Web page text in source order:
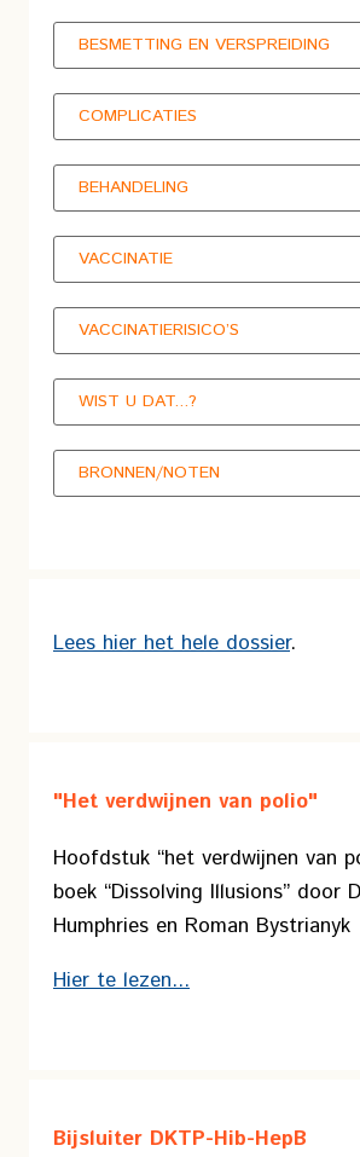
BESMETTING EN VERSPREIDING
COMPLICATIES
BEHANDELING
VACCINATIE
VACCINATIERISICO’S
WIST U DAT...?
BRONNEN/NOTEN
Lees hier het hele dossier.
"Het verdwijnen van polio"
Hoofdstuk “het verdwijnen van
boek “Dissolving Illusions” door
Humphries en Roman Bystrianyk
Hier te lezen...
Bijsluiter DKTP-Hib-HepB